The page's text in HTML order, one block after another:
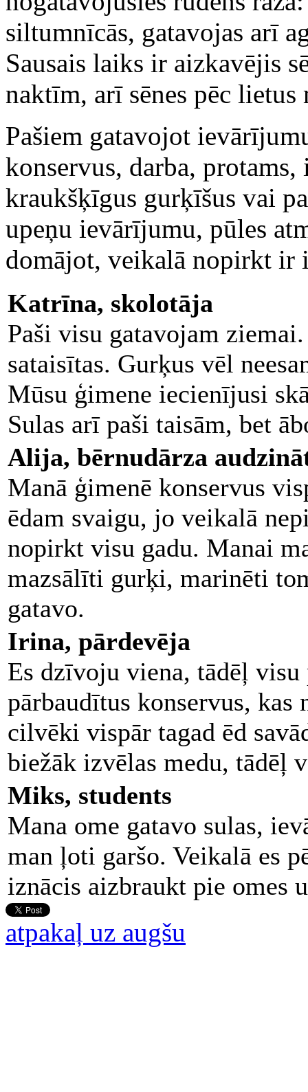
siltumnīcās, gatavojas arī
Sausais laiks ir aizkavējis
naktīm, arī sēnes pēc lietus
Pašiem gatavojot
konservus, darba,
kraukšķīgus gurķīšus vai
upeņu ievārījumu, pūles
domājot, veikalā nopirkt ir
Katrīna, skolotāja
Paši visu gatavojam
sataisītas. Gurķus vēl
Mūsu ģimene iecienījusi
Sulas arī paši taisām, bet
Alija, bērnudārza
Manā ģimenē konservus
ēdam svaigu, jo veikalā
nopirkt visu gadu. Manai
mazsālīti gurķi, marinēti
gatavo.
Irina, pārdevēja
Es dzīvoju viena, tādēļ
pārbaudītus konservus,
cilvēki vispār tagad ēd
biežāk izvēlas medu, tādēļ
Miks, students
Mana ome gatavo sulas,
man ļoti garšo. Veikalā es
iznācis aizbraukt pie omes
atpakaļ uz augšu